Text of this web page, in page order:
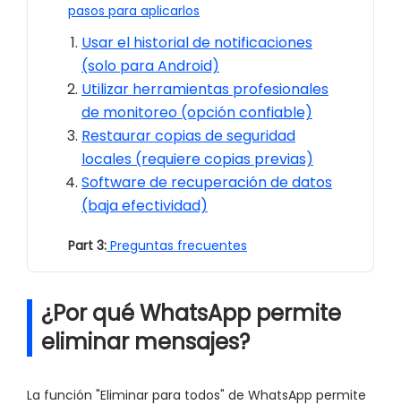
pasos para aplicarlos
Usar el historial de notificaciones
(solo para Android)
Utilizar herramientas profesionales
de monitoreo (opción confiable)
Restaurar copias de seguridad
locales (requiere copias previas)
Software de recuperación de datos
(baja efectividad)
Part 3: Preguntas frecuentes
¿Por qué WhatsApp permite
eliminar mensajes?
La función "Eliminar para todos" de WhatsApp permite